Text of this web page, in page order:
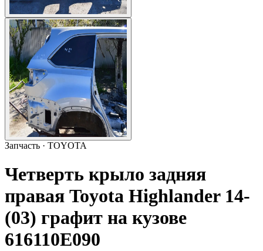
Запчасть · TOYOTA
Четверть крыло задняя
правая Toyota Highlander 14-
(03) графит на кузове
616110E090